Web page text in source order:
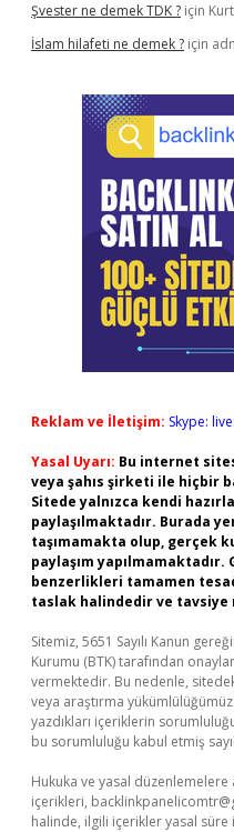
Şvester ne demek TDK ? için
İslam hilafeti ne demek ? için
Reklam ve İletişim: Skype:
Yasal Uyarı: Bu internet
veya şahıs şirketi ile hiçbir
Sitede yalnızca kendi
paylaşılmaktadır. Burada
taşımamakta olup, gerçek
paylaşım
benzerlikleri tamamen
taslak halindedir ve tavsiye
Sitemiz, 5651 Sayılı Kanun
Kurumu (BTK) tarafından
vermektedir. Bu nedenle,
veya araştırma
yazdıkları içeriklerin
bu sorumluluğu kabul etmiş
Hukuka ve yasal düzenlemelere
içerikleri,
halinde, ilgili içerikler yasal süre